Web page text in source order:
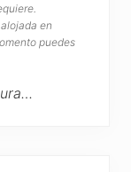
en
puedes